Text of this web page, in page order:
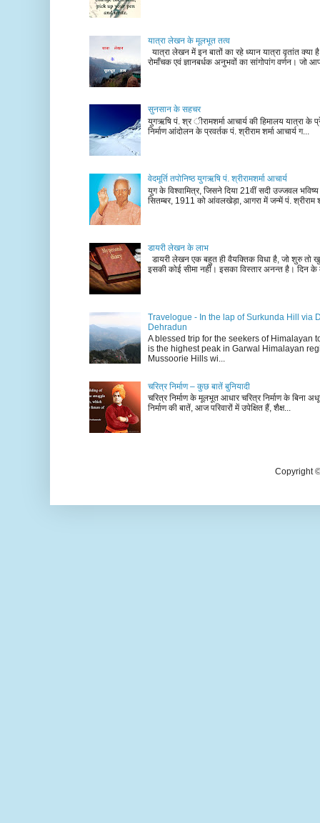
यात्रा लेखन के मूलभूत तत्व
यात्रा लेखन में इन बातों का रहे ध्यान यात्रा वृतांत क्या
रोमाँचक एवं ज्ञानबर्धक अनुभवों का सांगोपांग वर्णन। जो
सुनसान के सहचर
युगऋषि पं. श्र ीरामशर्मा आचार्य की हिमालय यात्रा के
निर्माण आंदोलन के प्रवर्तक पं. श्रीराम शर्मा आचार्य ग...
वेदमूर्ति तपोनिष्ठ युगऋषि पं. श्रीरामशर्मा आचार्य
युग के विश्वामित्र, जिसने दिया 21वीं सदी उज्जवल भविष्य
सितम्बर, 1911 को आंवलखेड़ा, आगरा में जन्में पं. श्रीराम
डायरी लेखन के लाभ
डायरी लेखन एक बहुत ही वैयक्तिक विधा है, जो शुरु तो
इसकी कोई सीमा नहीं। इसका विस्तार अनन्त है। दिन के
Travelogue - In the lap of Surkunda Hill via
Dehradun
A blessed trip for the seekers of Himalayan
is the highest peak in Garwal Himalayan
Mussoorie Hills wi...
चरित्र निर्माण – कुछ बातें बुनियादी
चरित्र निर्माण के मूलभूत आधार चरित्र निर्माण के बिना
निर्माण की बातें, आज परिवारों में उपेक्षित हैं, शैक्ष...
Copyright